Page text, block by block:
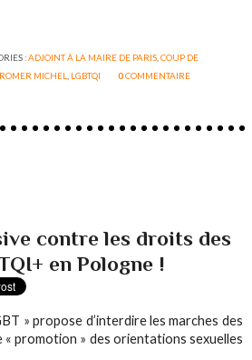
:ADJOINT À LA MAIRE DE PARIS,COUP DE
MICHEL, LGBTQI 0COMMENTAIRE
contre les droits des
en Pologne !
» propose d’interdire les marches des
promotion » des orientations sexuelles